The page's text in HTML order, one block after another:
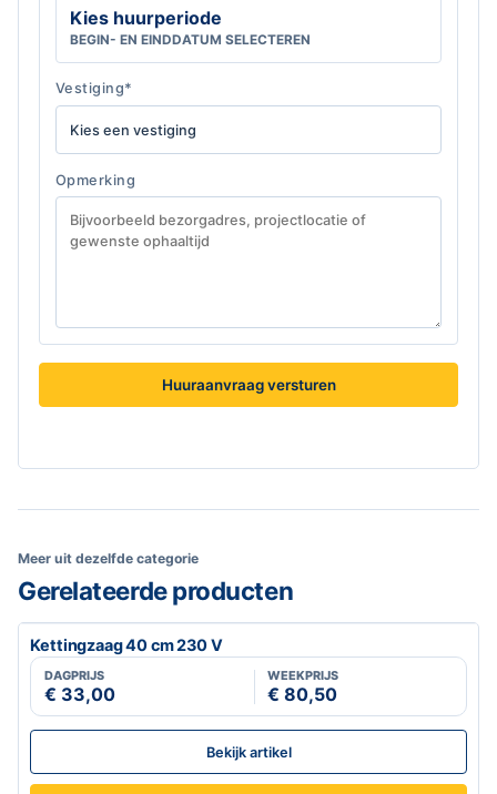
Kies huurperiode
BEGIN- EN EINDDATUM SELECTEREN
Vestiging*
Opmerking
Huuraanvraag versturen
Meer uit dezelfde categorie
Gerelateerde producten
Kettingzaag 40 cm 230 V
DAGPRIJS
€ 33,00
WEEKPRIJS
€ 80,50
Bekijk artikel